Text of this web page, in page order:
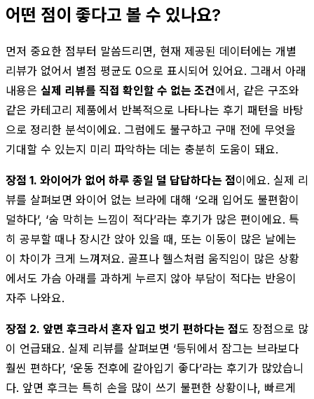
어떤 점이 좋다고 볼 수 있나요?
먼저 중요한 점부터 말씀드리면, 현재 제공된 데이터에는 개별
리뷰가 없어서 별점 평균도 0으로 표시되어 있어요. 그래서 아래
내용은 실제 리뷰를 직접 확인할 수 없는 조건에서, 같은 구조와
같은 카테고리 제품에서 반복적으로 나타나는 후기 패턴을 바탕
으로 정리한 분석이에요. 그럼에도 불구하고 구매 전에 무엇을
기대할 수 있는지 미리 파악하는 데는 충분히 도움이 돼요.
장점 1. 와이어가 없어 하루 종일 덜 답답하다는 점이에요. 실제 리
뷰를 살펴보면 와이어 없는 브라에 대해 ‘오래 입어도 불편함이
덜하다’, ‘숨 막히는 느낌이 적다’라는 후기가 많은 편이에요. 특
히 공부할 때나 장시간 앉아 있을 때, 또는 이동이 많은 날에는
이 차이가 크게 느껴져요. 골프나 헬스처럼 움직임이 많은 상황
에서도 가슴 아래를 과하게 누르지 않아 부담이 적다는 반응이
자주 나와요.
장점 2. 앞면 후크라서 혼자 입고 벗기 편하다는 점도 장점으로 많
이 언급돼요. 실제 리뷰를 살펴보면 ‘등뒤에서 잠그는 브라보다
훨씬 편하다’, ‘운동 전후에 갈아입기 좋다’라는 후기가 많았습니
다. 앞면 후크는 특히 손을 많이 쓰기 불편한 상황이나, 빠르게